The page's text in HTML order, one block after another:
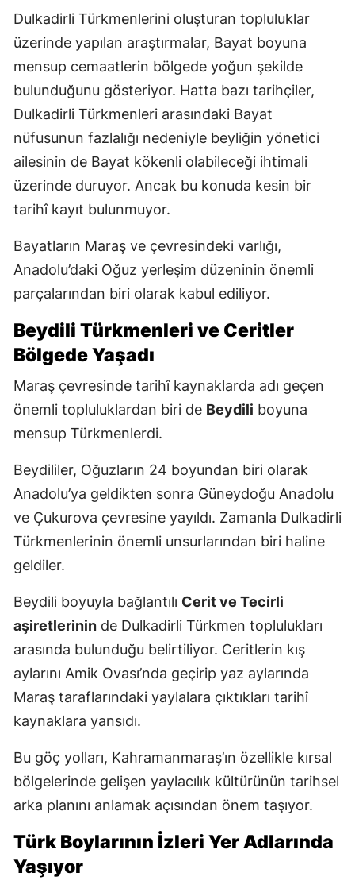
Dulkadirli Türkmenlerini oluşturan topluluklar
üzerinde yapılan araştırmalar, Bayat boyuna
mensup cemaatlerin bölgede yoğun şekilde
bulunduğunu gösteriyor. Hatta bazı tarihçiler,
Dulkadirli Türkmenleri arasındaki Bayat
nüfusunun fazlalığı nedeniyle beyliğin yönetici
ailesinin de Bayat kökenli olabileceği ihtimali
üzerinde duruyor. Ancak bu konuda kesin bir
tarihî kayıt bulunmuyor.
Bayatların Maraş ve çevresindeki varlığı,
Anadolu’daki Oğuz yerleşim düzeninin önemli
parçalarından biri olarak kabul ediliyor.
Beydili Türkmenleri ve Ceritler
Bölgede Yaşadı
Maraş çevresinde tarihî kaynaklarda adı geçen
önemli topluluklardan biri de Beydili boyuna
mensup Türkmenlerdi.
Beydililer, Oğuzların 24 boyundan biri olarak
Anadolu’ya geldikten sonra Güneydoğu Anadolu
ve Çukurova çevresine yayıldı. Zamanla Dulkadirli
Türkmenlerinin önemli unsurlarından biri haline
geldiler.
Beydili boyuyla bağlantılı Cerit ve Tecirli
aşiretlerinin de Dulkadirli Türkmen toplulukları
arasında bulunduğu belirtiliyor. Ceritlerin kış
aylarını Amik Ovası’nda geçirip yaz aylarında
Maraş taraflarındaki yaylalara çıktıkları tarihî
kaynaklara yansıdı.
Bu göç yolları, Kahramanmaraş’ın özellikle kırsal
bölgelerinde gelişen yaylacılık kültürünün tarihsel
arka planını anlamak açısından önem taşıyor.
Türk Boylarının İzleri Yer Adlarında
Yaşıyor